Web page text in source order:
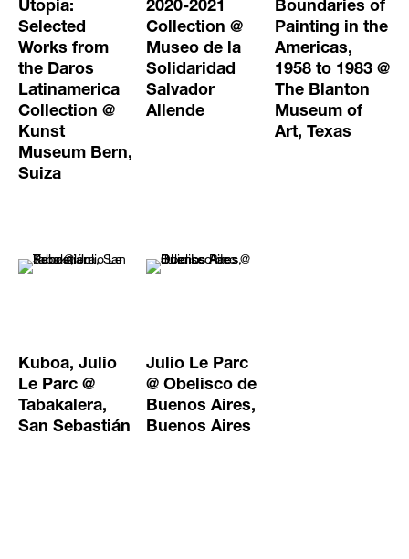
Utopia:
Selected
Works from
the Daros
Latinamerica
Collection @
Kunst
Museum Bern,
Suiza
2020-2021
Collection @
Museo de la
Solidaridad
Salvador
Allende
Boundaries of
Painting in the
Americas,
1958 to 1983 @
The Blanton
Museum of
Art, Texas
Kuboa, Julio
Le Parc @
Tabakalera,
San Sebastián
Julio Le Parc
@ Obelisco de
Buenos Aires,
Buenos Aires